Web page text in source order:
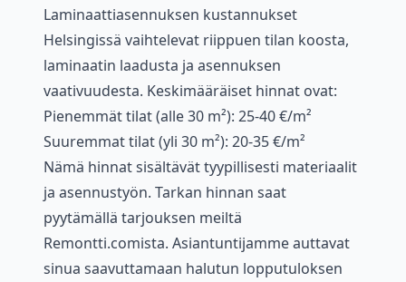
Laminaattiasennuksen kustannukset
Helsingissä vaihtelevat riippuen tilan koosta,
laminaatin laadusta ja asennuksen
vaativuudesta. Keskimääräiset hinnat ovat:
Pienemmät tilat (alle 30 m²): 25-40 €/m²
Suuremmat tilat (yli 30 m²): 20-35 €/m²
Nämä hinnat sisältävät tyypillisesti materiaalit
ja asennustyön. Tarkan hinnan saat
pyytämällä tarjouksen meiltä
Remontti.comista. Asiantuntijamme auttavat
sinua saavuttamaan halutun lopputuloksen